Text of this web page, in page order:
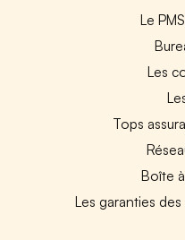
Le
Les
Tops
Boîte
Les garanties